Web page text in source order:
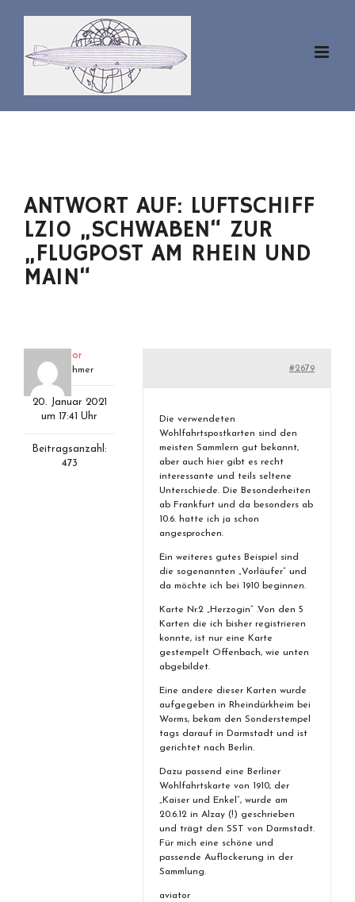
springen
ANTWORT AUF: LUFTSCHIFF
LZ10 „SCHWABEN“ ZUR
„FLUGPOST AM RHEIN UND
MAIN“
aviator
Teilnehmer
20. Januar 2021
um 17:41 Uhr
Beitragsanzahl:
473
#2679
Die verwendeten
Wohlfahrtspostkarten sind den
meisten Sammlern gut bekannt,
aber auch hier gibt es recht
interessante und teils seltene
Unterschiede. Die Besonderheiten
ab Frankfurt und da besonders ab
10.6. hatte ich ja schon
angesprochen.
Ein weiteres gutes Beispiel sind
die sogenannten „Vorläufer“ und
da möchte ich bei 1910 beginnen.
Karte Nr.2 „Herzogin“ .Von den 5
Karten die ich bisher registrieren
konnte, ist nur eine Karte
gestempelt Offenbach, wie unten
abgebildet.
Eine andere dieser Karten wurde
aufgegeben in Rheindürkheim bei
Worms, bekam den Sonderstempel
tags darauf in Darmstadt und ist
gerichtet nach Berlin.
Dazu passend eine Berliner
Wohlfahrtskarte von 1910, der
„Kaiser und Enkel“, wurde am
20.6.12 in Alzay (!) geschrieben
und trägt den SST von Darmstadt.
Für mich eine schöne und
passende Auflockerung in der
Sammlung.
aviator